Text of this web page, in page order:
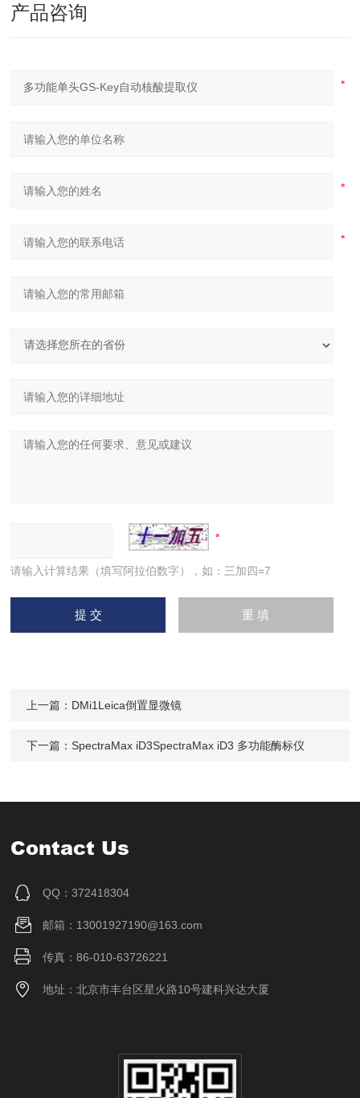
产品咨询
请输入计算结果（填写阿拉伯数字），如：三加四=7
上一篇： DMi1Leica倒置显微镜
下一篇： SpectraMax iD3SpectraMax iD3 多功能酶标仪
Contact Us
QQ：372418304
邮箱：13001927190@163.com
传真：86-010-63726221
地址：北京市丰台区星火路10号建科兴达大厦